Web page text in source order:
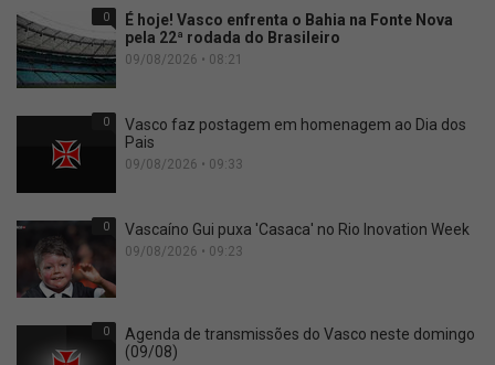
0
É hoje! Vasco enfrenta o Bahia na Fonte Nova
pela 22ª rodada do Brasileiro
09/08/2026 • 08:21
0
Vasco faz postagem em homenagem ao Dia dos
Pais
09/08/2026 • 09:33
0 Vascaíno Gui puxa 'Casaca' no Rio Inovation Week
09/08/2026 • 09:23
0
Agenda de transmissões do Vasco neste domingo
(09/08)